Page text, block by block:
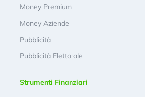
Money Premium
Money Aziende
Pubblicità
Pubblicità Elettorale
Strumenti Finanziari